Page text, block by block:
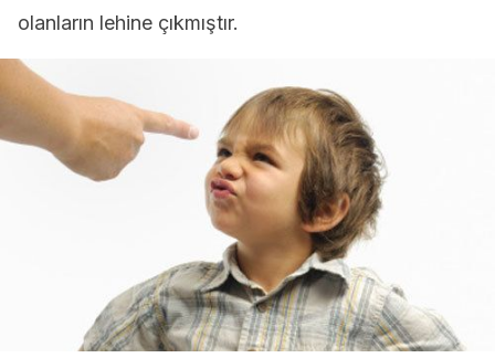
olanların lehine çıkmıştır.